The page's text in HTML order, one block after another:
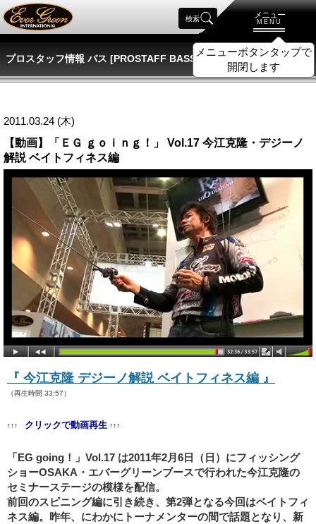
メニュー
MENU
メニューボタンタップで
開閉します
検索
プロスタッフ情報 バス [PROSTAFF BASS]
2011.03.24 (木)
【動画】「ＥＧ ｇｏｉｎｇ！」 Vol.17 今江克隆・デジーノ
解説 ベイトフィネス編
『 今江克隆 デジーノ解説 ベイトフィネス編 』
（再生時間 33:57）
↑↑↑ クリックで動画再生 ↑↑↑
「EG going！」Vol.17 は2011年2月6日（日）にフィッシング
ショーOSAKA・エバーグリーンブースで行われた今江克隆の
セミナーステージの模様を配信。
前回のスピニング編に引き続き、第2弾となる今回はベイトフィ
ネス編。昨年、にわかにトーナメンターの間で話題となり、新